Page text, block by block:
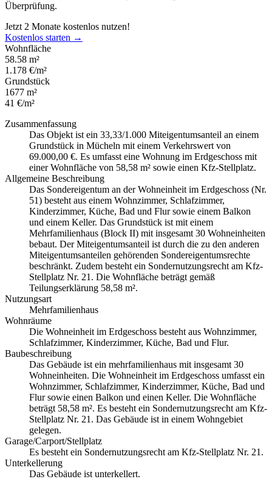
Überprüfung.
Jetzt 2 Monate kostenlos nutzen!
Kostenlos starten →
Wohnfläche
58.58 m²
1.178 €/m²
Grundstück
1677 m²
41 €/m²
Zusammenfassung
Das Objekt ist ein 33,33/1.000 Miteigentumsanteil an einem
Grundstück in Mücheln mit einem Verkehrswert von
69.000,00 €. Es umfasst eine Wohnung im Erdgeschoss mit
einer Wohnfläche von 58,58 m² sowie einen Kfz-Stellplatz.
Allgemeine Beschreibung
Das Sondereigentum an der Wohneinheit im Erdgeschoss (Nr.
51) besteht aus einem Wohnzimmer, Schlafzimmer,
Kinderzimmer, Küche, Bad und Flur sowie einem Balkon
und einem Keller. Das Grundstück ist mit einem
Mehrfamilienhaus (Block II) mit insgesamt 30 Wohneinheiten
bebaut. Der Miteigentumsanteil ist durch die zu den anderen
Miteigentumsanteilen gehörenden Sondereigentumsrechte
beschränkt. Zudem besteht ein Sondernutzungsrecht am Kfz-
Stellplatz Nr. 21. Die Wohnfläche beträgt gemäß
Teilungserklärung 58,58 m².
Nutzungsart
Mehrfamilienhaus
Wohnräume
Die Wohneinheit im Erdgeschoss besteht aus Wohnzimmer,
Schlafzimmer, Kinderzimmer, Küche, Bad und Flur.
Baubeschreibung
Das Gebäude ist ein mehrfamilienhaus mit insgesamt 30
Wohneinheiten. Die Wohneinheit im Erdgeschoss umfasst ein
Wohnzimmer, Schlafzimmer, Kinderzimmer, Küche, Bad und
Flur sowie einen Balkon und einen Keller. Die Wohnfläche
beträgt 58,58 m². Es besteht ein Sondernutzungsrecht am Kfz-
Stellplatz Nr. 21. Das Gebäude ist in einem Wohngebiet
gelegen.
Garage/Carport/Stellplatz
Es besteht ein Sondernutzungsrecht am Kfz-Stellplatz Nr. 21.
Unterkellerung
Das Gebäude ist unterkellert.